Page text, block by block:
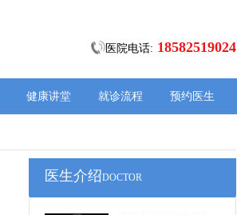
医院电话: 18582519024
健康讲堂 就诊流程 预约医生
医生介绍DOCTOR